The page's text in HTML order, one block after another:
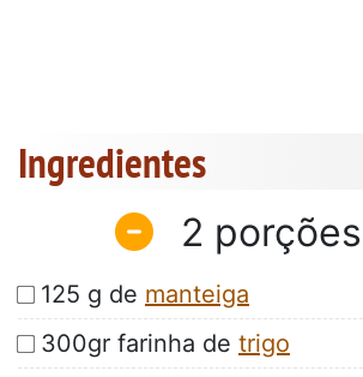
Ingredientes
2
125 g de manteiga
300gr farinha de trigo